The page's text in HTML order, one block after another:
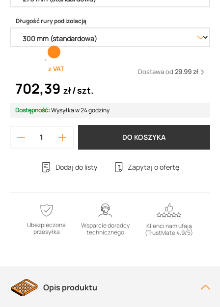
Długość rury pod izolacją
z VAT Dostawa od 29.99 zł
702,39 zł szt.
Dostępność:Wysyłka w 24 godziny
DO KOSZYKA
Dodaj do listy Zapytaj o ofertę
Ubezpieczona
przesyłka
Wsparcie doradcy
technicznego
Klienci nam ufają
(TrustMate 4.9/5)
Opis produktu